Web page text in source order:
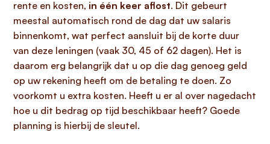
rente en kosten, in één keer aflost. Dit gebeurt
meestal automatisch rond de dag dat uw salaris
binnenkomt, wat perfect aansluit bij de korte duur
van deze leningen (vaak 30, 45 of 62 dagen). Het is
daarom erg belangrijk dat u op die dag genoeg geld
op uw rekening heeft om de betaling te doen. Zo
voorkomt u extra kosten. Heeft u er al over nagedacht
hoe u dit bedrag op tijd beschikbaar heeft? Goede
planning is hierbij de sleutel.